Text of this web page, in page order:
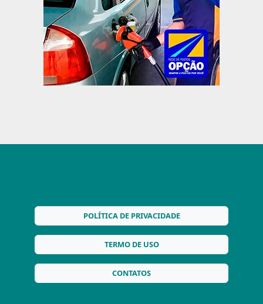
POLÍTICA DE PRIVACIDADE
TERMO DE USO
CONTATOS